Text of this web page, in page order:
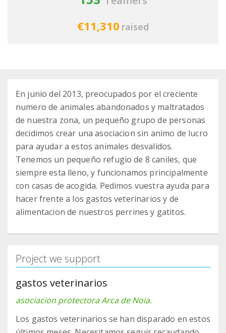
€11,310 raised
En junio del 2013, preocupados por el creciente
numero de animales abandonados y maltratados
de nuestra zona, un pequeño grupo de personas
decidimos crear una asociacion sin animo de lucro
para ayudar a estos animales desvalidos.
Tenemos un pequeño refugio de 8 caniles, que
siempre esta lleno, y funcionamos principalmente
con casas de acogida. Pedimos vuestra ayuda para
hacer frente a los gastos veterinarios y de
alimentacion de nuestros perrines y gatitos.
Project we support
gastos veterinarios
asociacion protectora Arca de Noia.
Los gastos veterinarios se han disparado en estos